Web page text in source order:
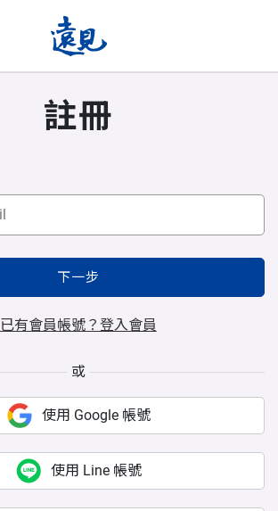
註冊
下一步
已有會員帳號？登入會員
或
使用 Google 帳號
使用 Line 帳號